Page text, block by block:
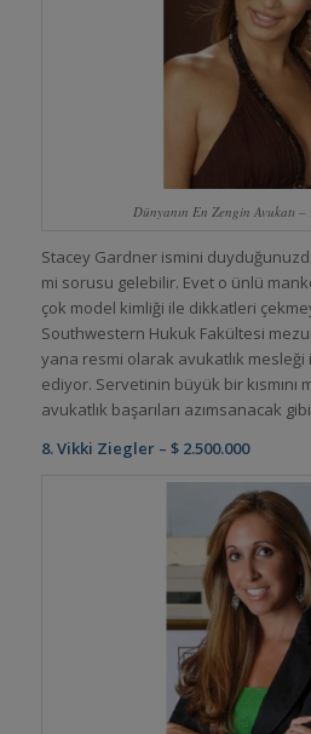
Dünyanın En Zengin Avukatı
Stacey Gardner ismini
mi sorusu gelebilir. Evet o ünlü
çok model kimliği ile dikkatleri
Southwestern Hukuk Fakültesi
yana resmi olarak avukatlık
ediyor. Servetinin büyük bir kısmını
avukatlık başarıları azımsanacak
8. Vikki Ziegler – $ 2.500.000